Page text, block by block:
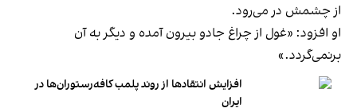
از چشمش در می‌رود.
او افزود: «غول از چراغ جادو بیرون آمده و دیگر به آن
برنمی‎‌گردد.»
افزایش انتقادها از روند پلمب کافه‌رستوران‌ها در
ایران